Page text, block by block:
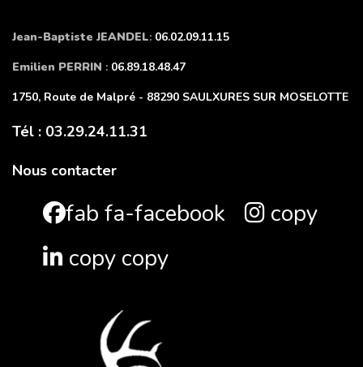
Jean-Baptiste JEANDEL: 06.02.09.11.15
Emilien PERRIN : 06.89.18.48.47
1750, Route de Malpré - 88290 SAULXURES SUR MOSELOTTE
Tél : 03.29.24.11.31
Nous contacter
fab fa-facebook
copy
copy copy